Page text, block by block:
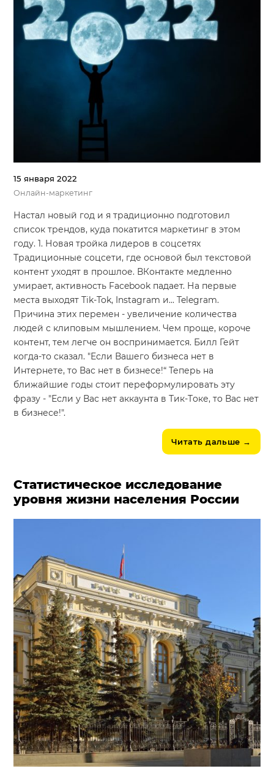
15 января 2022
Онлайн-маркетинг
Настал новый год и я традиционно подготовил
список трендов, куда покатится маркетинг в этом
году. 1. Новая тройка лидеров в соцсетях
Традиционные соцсети, где основой был текстовой
контент уходят в прошлое. ВКонтакте медленно
умирает, активность Facebook падает. На первые
места выходят Tik-Tok, Instagram и... Telegram.
Причина этих перемен - увеличение количества
людей с клиповым мышлением. Чем проще, короче
контент, тем легче он воспринимается. Билл Гейт
когда-то сказал. "Если Вашего бизнеса нет в
Интернете, то Вас нет в бизнесе!“ Теперь на
ближайшие годы стоит переформулировать эту
фразу - "Если у Вас нет аккаунта в Тик-Tоке, то Вас нет
в бизнесе!".
Читать дальше →
Статистическое исследование
уровня жизни населения России